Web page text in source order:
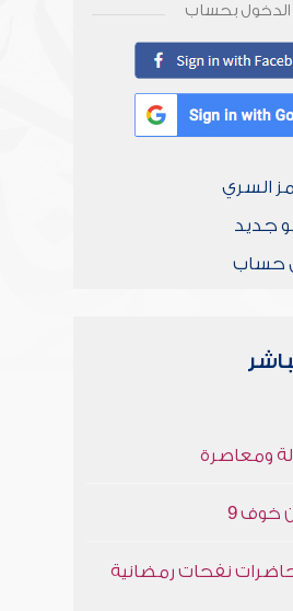
الدخول بحساب
السري
جديد
حساب
ومعاصرة
خوف 9
نفحات رمضانية